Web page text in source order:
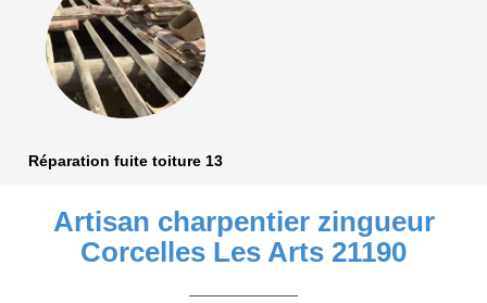
Réparation fuite toiture 13
Artisan charpentier zingueur
Corcelles Les Arts 21190